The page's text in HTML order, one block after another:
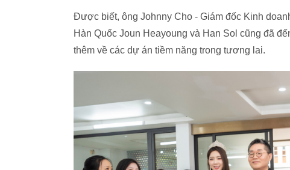
Được biết, ông Johnny Cho - Giám đốc Kinh
Hàn Quốc Joun Heayoung và Han Sol cũng đã
thêm về các dự án tiềm năng trong tương lai.